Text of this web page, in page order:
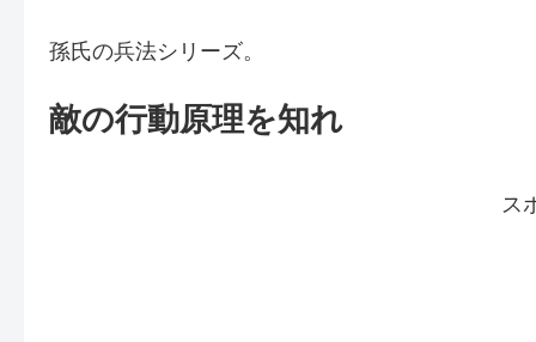
孫氏の兵法シリーズ。
敵の行動原理を知れ
ス